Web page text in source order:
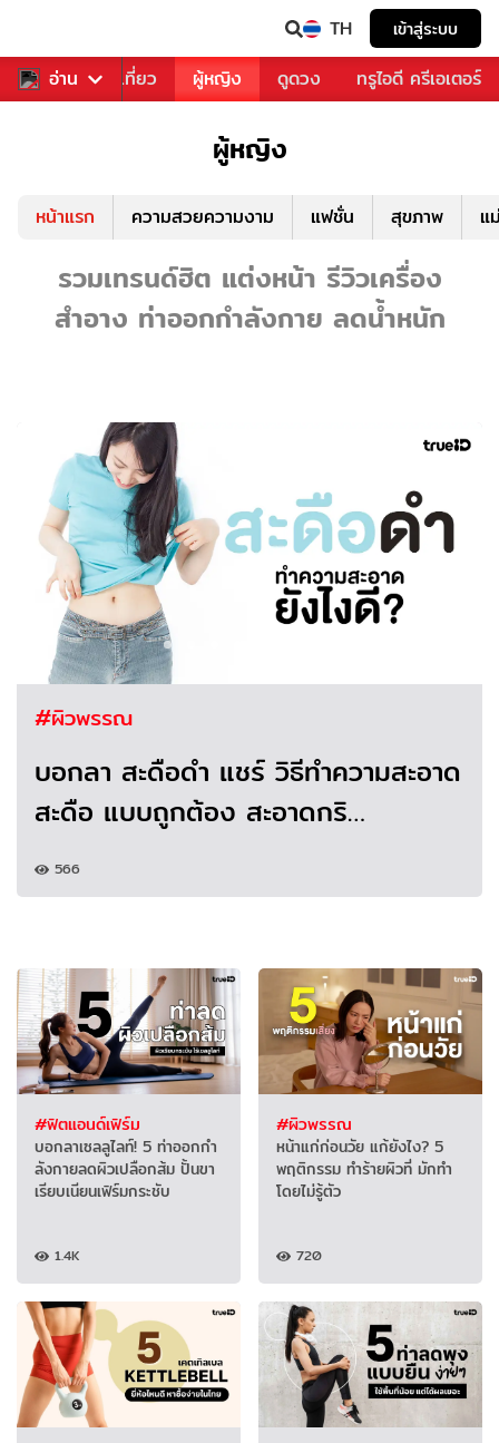
TH เข้าสู่ระบบ
อ่าน
อาหาร ท่องเที่ยว ผู้หญิง ดูดวง ทรูไอดี ครีเอเตอร์
ผู้หญิง
หน้าแรก ความสวยความงาม แฟชั่น สุขภาพ แ
รวมเทรนด์ฮิต แต่งหน้า รีวิวเครื่อง
สำอาง ท่าออกกำลังกาย ลดน้ำหนัก
#ผิวพรรณ
บอกลา สะดือดำ แชร์ วิธีทำความสะอาด
สะดือ แบบถูกต้อง สะอาดกริ…
566
#ฟิตแอนด์เฟิร์ม
บอกลาเซลลูไลท์! 5 ท่าออกกํา
ลังกายลดผิวเปลือกส้ม ปั้นขา
เรียบเนียนเฟิร์มกระชับ
1.4K
#ผิวพรรณ
หน้าแก่ก่อนวัย แก้ยังไง? 5
พฤติกรรม ทำร้ายผิวที่ มักทำ
โดยไม่รู้ตัว
720